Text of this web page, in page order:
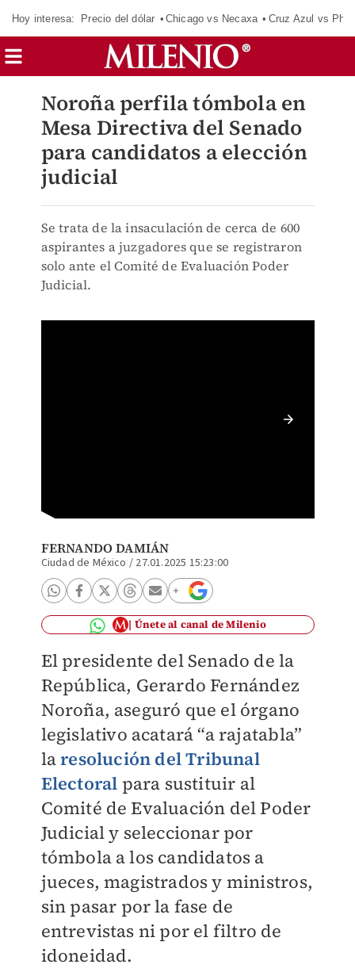
Hoy interesa: Precio del dólar Chicago vs Necaxa Cruz Azul vs
Noroña perfila tómbola en
Mesa Directiva del Senado
para candidatos a elección
judicial
Se trata de la insaculación de cerca de 600
aspirantes a juzgadores que se registraron
solo ante el Comité de Evaluación Poder
Judicial.
FERNANDO DAMIÁN
Ciudad de México / 27.01.2025 15:23:00
Únete al canal de Milenio
El presidente del Senado de la
República, Gerardo Fernández
Noroña, aseguró que el órgano
legislativo acatará “a rajatabla”
laresolución del Tribunal
Electoral para sustituir al
Comité de Evaluación del Poder
Judicial y seleccionar por
tómbola a los candidatos a
jueces, magistrados y ministros,
sin pasar por la fase de
entrevistas ni por el filtro de
idoneidad.